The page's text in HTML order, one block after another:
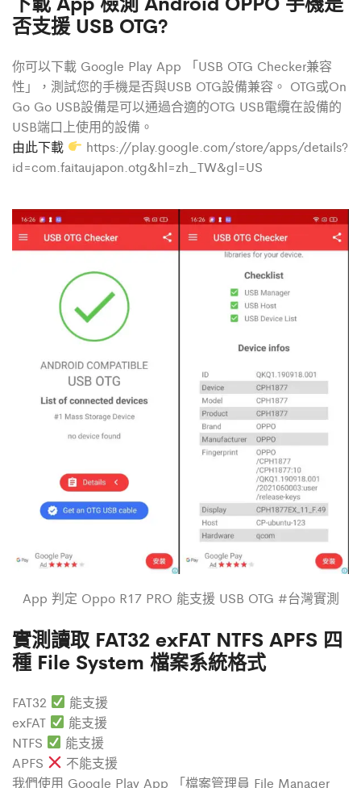
否支援 USB OTG?
你可以下載 Google Play App 「USB OTG Checker兼容
性」，測試您的手機是否與USB OTG設備兼容。 OTG或On
Go Go USB設備是可以通過合適的OTG USB電纜在設備的
USB端口上使用的設備。
由此下載
https://play.google.com/store/apps/details?
id=com.faitaujapon.otg&hl=zh_TW&gl=US
App 判定 Oppo R17 PRO 能支援 USB OTG #台灣實測
實測讀取 FAT32 exFAT NTFS APFS 四
種 File System 檔案系統格式
FAT32
能支援
exFAT
能支援
NTFS
能支援
APFS
不能支援
我們使用 Google Play App 「檔案管理員 File Manager